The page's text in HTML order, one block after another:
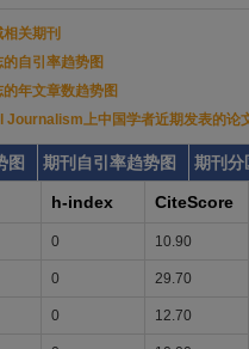
相关期刊
自引率趋势图
年文章数趋势图
Journalism上中国学者近期发表的论
图 期刊自引率趋势图
期刊分
h-index CiteScore
0 10.90
0 29.70
0 12.70